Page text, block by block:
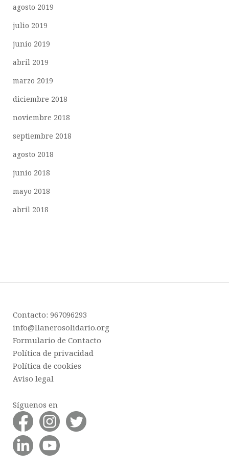
agosto 2019
julio 2019
junio 2019
abril 2019
marzo 2019
diciembre 2018
noviembre 2018
septiembre 2018
agosto 2018
junio 2018
mayo 2018
abril 2018
Contacto: 967096293
info@llanerosolidario.org
Formulario de Contacto
Política de privacidad
Política de cookies
Aviso legal
Síguenos en